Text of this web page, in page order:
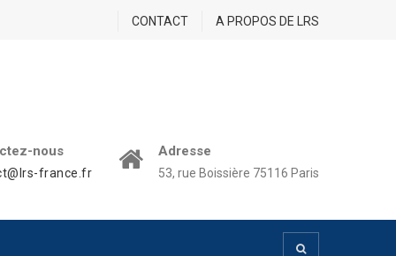
CONTACT A PROPOS DE LRS
nous
france.fr
Adresse
53, rue Boissière 75116 Paris